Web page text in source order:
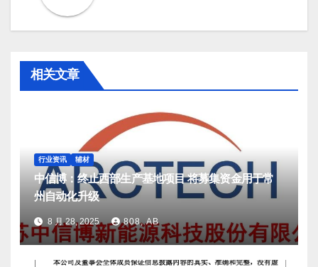
相关文章
行业资讯 辅材
中信博：终止西部生产基地项目 将募集资金用于常
州自动化升级
8 月 28, 2025 808, AB